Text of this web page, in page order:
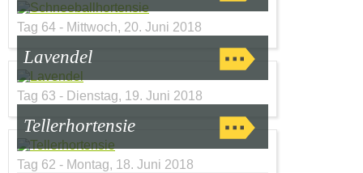
Tag 64 - Mittwoch, 20. Juni 2018
Lavendel
Tag 63 - Dienstag, 19. Juni 2018
Tellerhortensie
Tag 62 - Montag, 18. Juni 2018